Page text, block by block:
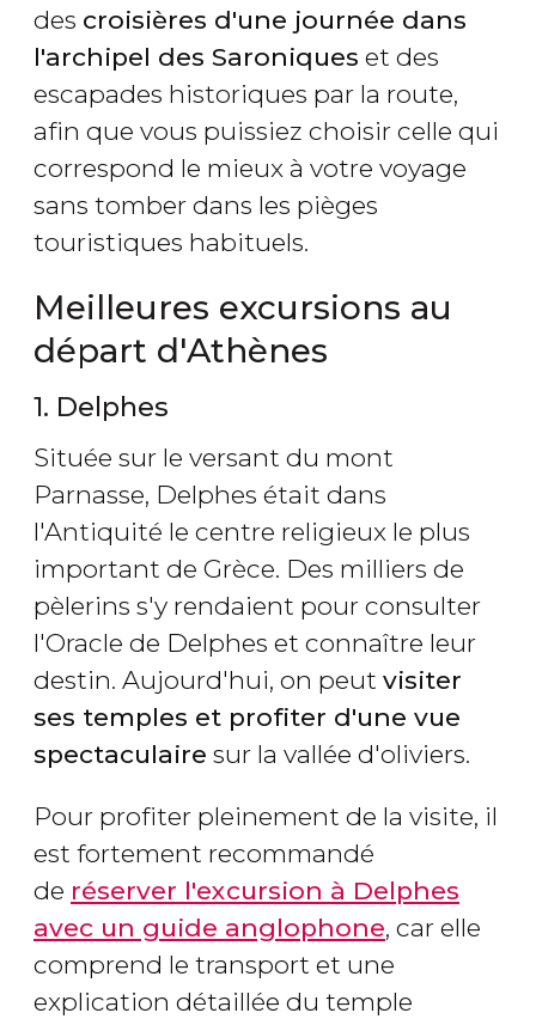
des croisières d'une journée dans
l'archipel des Saroniques et des
escapades historiques par la route,
afin que vous puissiez choisir celle qui
correspond le mieux à votre voyage
sans tomber dans les pièges
touristiques habituels.
Meilleures excursions au
départ d'Athènes
1. Delphes
Située sur le versant du mont
Parnasse, Delphes était dans
l'Antiquité le centre religieux le plus
important de Grèce. Des milliers de
pèlerins s'y rendaient pour consulter
l'Oracle de Delphes et connaître leur
destin. Aujourd'hui, on peut visiter
ses temples et profiter d'une vue
spectaculaire sur la vallée d'oliviers.
Pour profiter pleinement de la visite, il
est fortement recommandé
de réserver l'excursion à Delphes
avec un guide anglophone, car elle
comprend le transport et une
explication détaillée du temple